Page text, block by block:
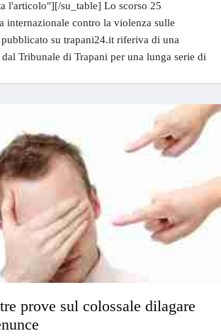
l'articolo"][/su_table] Lo scorso 25
internazionale contro la violenza sulle
su trapani24.it riferiva di una
Tribunale di Trapani per una lunga serie di
prove sul colossale dilagare